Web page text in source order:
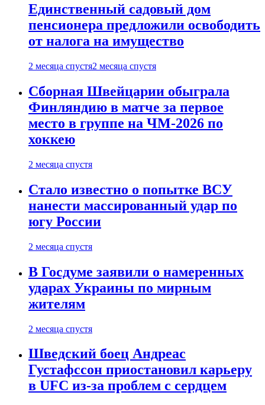
Единственный садовый дом
пенсионера предложили освободить
от налога на имущество
2 месяца спустя2 месяца спустя
Сборная Швейцарии обыграла
Финляндию в матче за первое
место в группе на ЧМ-2026 по
хоккею
2 месяца спустя
Стало известно о попытке ВСУ
нанести массированный удар по
югу России
2 месяца спустя
В Госдуме заявили о намеренных
ударах Украины по мирным
жителям
2 месяца спустя
Шведский боец Андреас
Густафссон приостановил карьеру
в UFC из-за проблем с сердцем